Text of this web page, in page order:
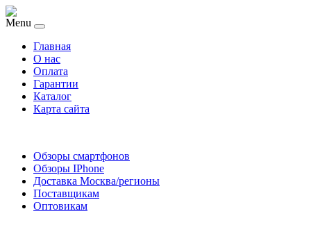
Menu
Главная
O нас
Оплата
Гарантии
Каталог
Карта сайта
Обзоры смартфонов
Обзоры IPhone
Доставка Москва/регионы
Поставщикам
Оптовикам